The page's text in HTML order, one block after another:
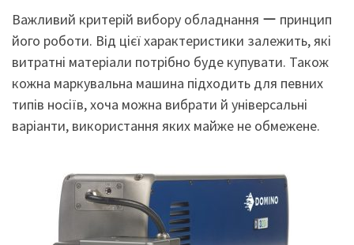
Важливий критерій вибору обладнання ー принцип
його роботи. Від цієї характеристики залежить, які
витратні матеріали потрібно буде купувати. Також
кожна маркувальна машина підходить для певних
типів носіїв, хоча можна вибрати й універсальні
варіанти, використання яких майже не обмежене.